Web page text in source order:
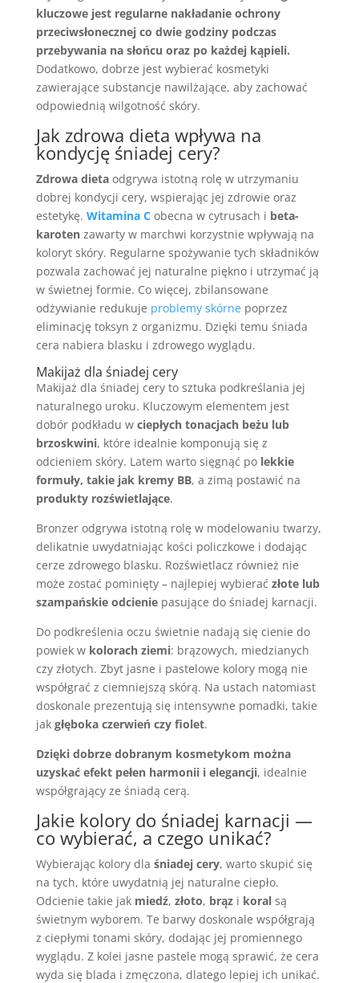
kluczowe jest regularne nakładanie ochrony
przeciwsłonecznej co dwie godziny podczas
przebywania na słońcu oraz po każdej kąpieli.
Dodatkowo, dobrze jest wybierać kosmetyki
zawierające substancje nawilżające, aby zachować
odpowiednią wilgotność skóry.
Jak zdrowa dieta wpływa na
kondycję śniadej cery?
Zdrowa dietaodgrywa istotną rolę w utrzymaniu
dobrej kondycji cery, wspierając jej zdrowie oraz
estetykę. Witamina Cobecna w cytrusach i beta-
karotenzawarty w marchwi korzystnie wpływają na
koloryt skóry. Regularne spożywanie tych składników
pozwala zachować jej naturalne piękno i utrzymać ją
w świetnej formie. Co więcej, zbilansowane
odżywianie redukuje problemy skórnepoprzez
eliminację toksyn z organizmu. Dzięki temu śniada
cera nabiera blasku i zdrowego wyglądu.
Makijaż dla śniadej cery
Makijaż dla śniadej cery to sztuka podkreślania jej
naturalnego uroku. Kluczowym elementem jest
dobór podkładu w ciepłych tonacjach beżu lub
brzoskwini, które idealnie komponują się z
odcieniem skóry. Latem warto sięgnąć po lekkie
formuły, takie jak kremy BB, a zimą postawić na
produkty rozświetlające.
Bronzer odgrywa istotną rolę w modelowaniu twarzy,
delikatnie uwydatniając kości policzkowe i dodając
cerze zdrowego blasku. Rozświetlacz również nie
może zostać pominięty – najlepiej wybierać złote lub
szampańskie odcieniepasujące do śniadej karnacji.
Do podkreślenia oczu świetnie nadają się cienie do
powiek w kolorach ziemi: brązowych, miedzianych
czy złotych. Zbyt jasne i pastelowe kolory mogą nie
współgrać z ciemniejszą skórą. Na ustach natomiast
doskonale prezentują się intensywne pomadki, takie
jak głęboka czerwień czy fiolet.
Dzięki dobrze dobranym kosmetykom można
uzyskać efekt pełen harmonii i elegancji, idealnie
współgrający ze śniadą cerą.
Jakie kolory do śniadej karnacji —
co wybierać, a czego unikać?
Wybierając kolory dla śniadej cery, warto skupić się
na tych, które uwydatnią jej naturalne ciepło.
Odcienie takie jak miedź, złoto, brązi koralsą
świetnym wyborem. Te barwy doskonale współgrają
z ciepłymi tonami skóry, dodając jej promiennego
wyglądu. Z kolei jasne pastele mogą sprawić, że cera
wyda się blada i zmęczona, dlatego lepiej ich unikać.